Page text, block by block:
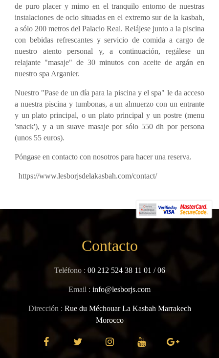
de puro placer y mimo en el tranquilo entorno de nuestras
instalaciones de ocio situadas en el extremo sur de la kasbah,
a sólo 200 metros del Palacio Real. Relájese junto a la piscina
con bebidas refrescantes y servicio de comida a cargo de
nuestro atento personal y, a continuación, regálese un
relajante "masaje" de 30 minutos con aceite de argán en
nuestro spa Arganier.
Nuestro "Pase de un día para la piscina y el spa" le da acceso
a nuestra piscina y tumbonas, a un almuerzo con un entrante
y un plato principal, o un plato principal y un postre (menu
'snack'), y a un suave masaje por sólo 550 dh por persona
(unos 55 euros).
Póngase en contacto con nosotros para hacer una reserva.
https://www.lesborjsdelakasbah.com/contact/
Contacto
Teléfono : 00 212 524 38 11 01 /06
Email : info@lesborjs.com
Dirección : Rue du Méchouar La Kasbah Marrakech
Morocco